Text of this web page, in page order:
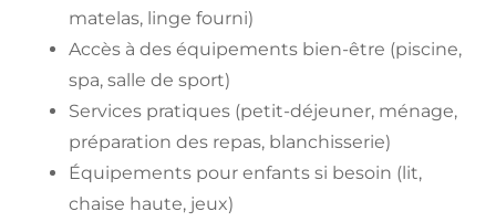
matelas, linge fourni)
Accès à des équipements bien-être (piscine,
spa, salle de sport)
Services pratiques (petit-déjeuner, ménage,
préparation des repas, blanchisserie)
Équipements pour enfants si besoin (lit,
chaise haute, jeux)